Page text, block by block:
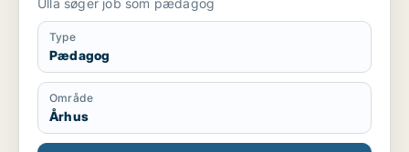
Ulla søger job som pædagog
Type
Pædagog
Område
Århus